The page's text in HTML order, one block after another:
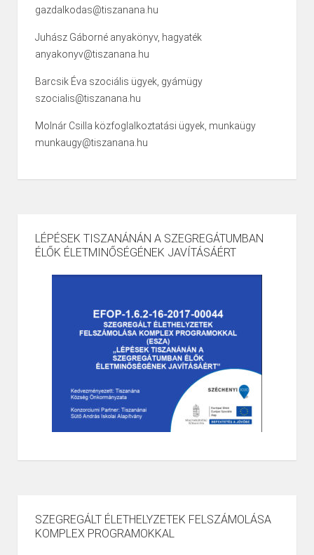
gazdalkodas@tiszanana.hu
Juhász Gáborné anyakönyv, hagyaték
anyakonyv@tiszanana.hu
Barcsik Éva szociális ügyek, gyámügy
szocialis@tiszanana.hu
Molnár Csilla közfoglalkoztatási ügyek, munkaügy
munkaugy@tiszanana.hu
LÉPÉSEK TISZANÁNÁN A SZEGREGÁTUMBAN
ÉLŐK ÉLETMINŐSÉGÉNEK JAVÍTÁSÁÉRT
SZEGREGÁLT ÉLETHELYZETEK FELSZÁMOLÁSA
KOMPLEX PROGRAMOKKAL